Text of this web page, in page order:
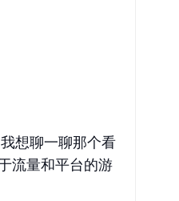
想聊一聊那个看
流量和平台的游